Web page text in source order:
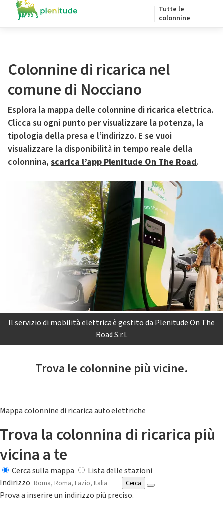
Tutte le
colonnine
Colonnine di ricarica nel
comune di Nocciano
Esplora la mappa delle colonnine di ricarica elettrica.
Clicca su ogni punto per visualizzare la potenza, la
tipologia della presa e l’indirizzo. E se vuoi
visualizzare la disponibilità in tempo reale della
colonnina, scarica l’app Plenitude On The Road.
Il servizio di mobilità elettrica è gestito da Plenitude On The
Road S.r.l.
Trova le colonnine più vicine.
Mappa colonnine di ricarica auto elettriche
Trova la colonnina di ricarica più
vicina a te
Cerca sulla mappa
Lista delle stazioni
Indirizzo
Cerca
Prova a inserire un indirizzo più preciso.